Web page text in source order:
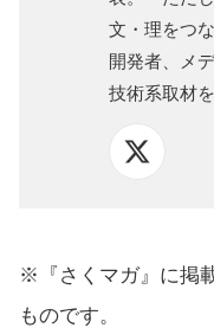
文・理をつ
開発者、メ
技術系取材
※『さくマガ』に掲
ものです。